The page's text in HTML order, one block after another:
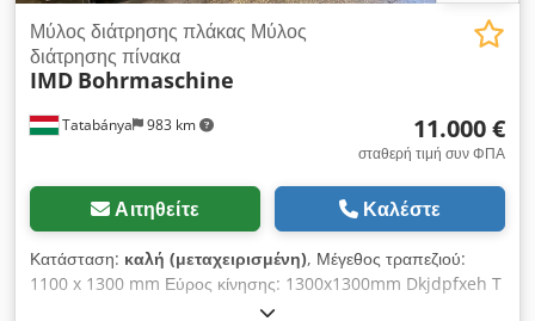
Tatabánya 983 km
Μύλος διάτρησης πλάκας Μύλος
διάτρησης πίνακα
IMD Bohrmaschine
11.000 €
σταθερή τιμή συν ΦΠΑ
Αιτηθείτε Καλέστε
Κατάσταση: καλή (μεταχειρισμένη), Μέγεθος τραπεζιού:
1100 x 1300 mm Εύρος κίνησης: 1300x1300mm Dkjdpfxeh T
T Aqs Acqer Κίνηση ατράκτου: 500mm